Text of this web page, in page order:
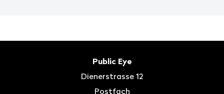
Public Eye
Dienerstrasse 12
Postfach